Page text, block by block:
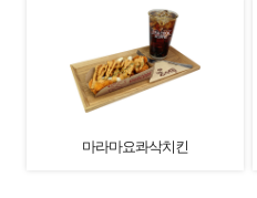
마라마요콰삭치킨